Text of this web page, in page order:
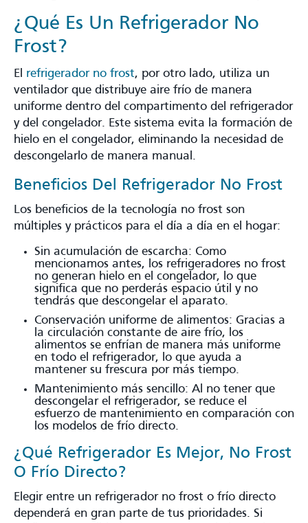
¿Qué Es Un Refrigerador No
Frost?
El refrigerador no frost, por otro lado, utiliza un
ventilador que distribuye aire frío de manera
uniforme dentro del compartimento del refrigerador
y del congelador. Este sistema evita la formación de
hielo en el congelador, eliminando la necesidad de
descongelarlo de manera manual.
Beneficios Del Refrigerador No Frost
Los beneficios de la tecnología no frost son
múltiples y prácticos para el día a día en el hogar:
Sin acumulación de escarcha: Como
mencionamos antes, los refrigeradores no frost
no generan hielo en el congelador, lo que
significa que no perderás espacio útil y no
tendrás que descongelar el aparato.
Conservación uniforme de alimentos: Gracias a
la circulación constante de aire frío, los
alimentos se enfrían de manera más uniforme
en todo el refrigerador, lo que ayuda a
mantener su frescura por más tiempo.
Mantenimiento más sencillo: Al no tener que
descongelar el refrigerador, se reduce el
esfuerzo de mantenimiento en comparación con
los modelos de frío directo.
¿Qué Refrigerador Es Mejor, No Frost
O Frío Directo?
Elegir entre un refrigerador no frost o frío directo
dependerá en gran parte de tus prioridades. Si